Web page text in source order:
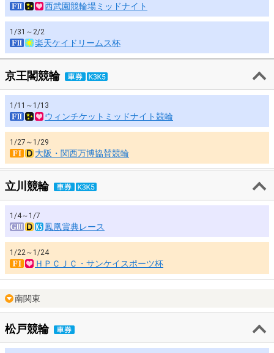
西武園競輪場ミッドナイト
1/31～2/2
楽天ケイドリームス杯
京王閣競輪
1/11～1/13
ウィンチケットミッドナイト競輪
1/27～1/29
大阪・関西万博協賛競輪
立川競輪
1/4～1/7
鳳凰賞典レース
1/22～1/24
ＨＰＣＪＣ・サンケイスポーツ杯
南関東
松戸競輪